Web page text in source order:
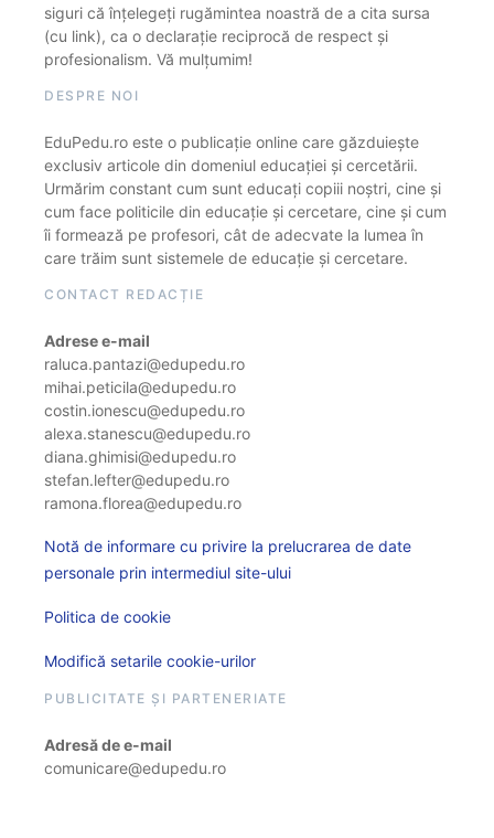
siguri că înțelegeți rugămintea noastră de a cita sursa
(cu link), ca o declarație reciprocă de respect și
profesionalism. Vă mulțumim!
DESPRE NOI
EduPedu.ro este o publicație online care găzduiește
exclusiv articole din domeniul educației și cercetării.
Urmărim constant cum sunt educați copiii noștri, cine și
cum face politicile din educație și cercetare, cine și cum
îi formează pe profesori, cât de adecvate la lumea în
care trăim sunt sistemele de educație și cercetare.
CONTACT REDACȚIE
Adrese e-mail
raluca.pantazi@edupedu.ro
mihai.peticila@edupedu.ro
costin.ionescu@edupedu.ro
alexa.stanescu@edupedu.ro
diana.ghimisi@edupedu.ro
stefan.lefter@edupedu.ro
ramona.florea@edupedu.ro
Notă de informare cu privire la prelucrarea de date
personale prin intermediul site-ului
Politica de cookie
Modifică setarile cookie-urilor
PUBLICITATE ȘI PARTENERIATE
Adresă de e-mail
comunicare@edupedu.ro